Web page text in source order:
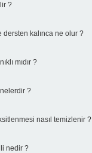
?
dersten kalınca ne olur ?
mıdır ?
?
nasıl temizlenir ?
nedir ?